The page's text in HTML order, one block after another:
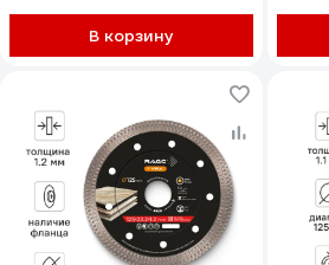
В корзину